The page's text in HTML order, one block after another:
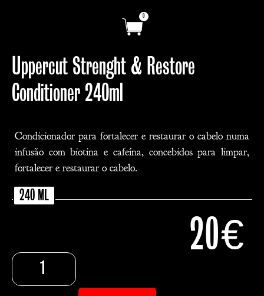
0
Uppercut Strenght & Restore
Conditioner 240ml
Condicionador para fortalecer e restaurar o cabelo numa
infusão com biotina e cafeína, concebidos para limpar,
fortalecer e restaurar o cabelo.
20€
240 ML